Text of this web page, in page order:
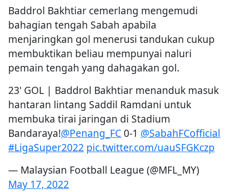
Baddrol Bakhtiar cemerlang mengemudi
bahagian tengah Sabah apabila
menjaringkan gol menerusi tandukan cukup
membuktikan beliau mempunyai naluri
pemain tengah yang dahagakan gol.
23' GOL | Baddrol Bakhtiar menanduk masuk
hantaran lintang Saddil Ramdani untuk
membuka tirai jaringan di Stadium
Bandaraya!@Penang_FC 0-1 @SabahFCofficial
#LigaSuper2022 pic.twitter.com/uauSFGKczp
— Malaysian Football League (@MFL_MY)
May 17, 2022